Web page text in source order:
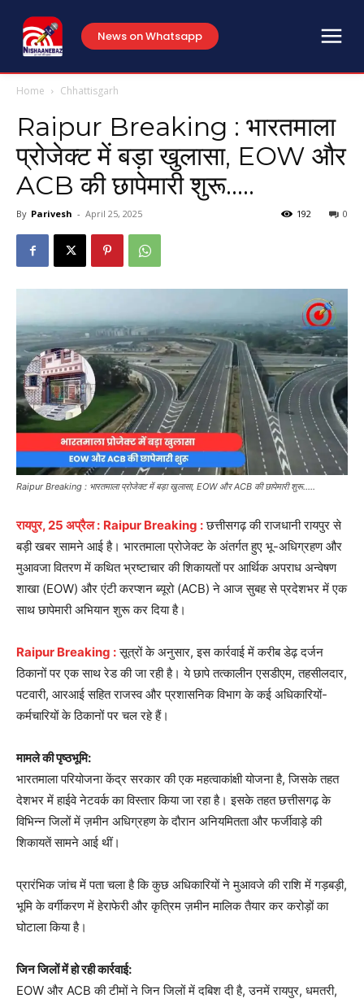
News on Whatsapp
Home Chhattisgarh
Raipur Breaking : भारतमाला
प्रोजेक्ट में बड़ा खुलासा, EOW और
ACB की छापेमारी शुरू…..
By Parivesh - April 25, 2025 0
192
Raipur Breaking : भारतमाला प्रोजेक्ट में बड़ा खुलासा, EOW और ACB की छापेमारी शुरू.....
रायपुर, 25 अप्रैल : Raipur Breaking :छत्तीसगढ़ की राजधानी रायपुर से
बड़ी खबर सामने आई है। भारतमाला प्रोजेक्ट के अंतर्गत हुए भू-अधिग्रहण और
मुआवजा वितरण में कथित भ्रष्टाचार की शिकायतों पर आर्थिक अपराध अन्वेषण
शाखा (EOW) और एंटी करप्शन ब्यूरो (ACB) ने आज सुबह से प्रदेशभर में एक
साथ छापेमारी अभियान शुरू कर दिया है।
Raipur Breaking :सूत्रों के अनुसार, इस कार्रवाई में करीब डेढ़ दर्जन
ठिकानों पर एक साथ रेड की जा रही है। ये छापे तत्कालीन एसडीएम, तहसीलदार,
पटवारी, आरआई सहित राजस्व और प्रशासनिक विभाग के कई अधिकारियों-
कर्मचारियों के ठिकानों पर चल रहे हैं।
मामले की पृष्ठभूमि:
भारतमाला परियोजना केंद्र सरकार की एक महत्वाकांक्षी योजना है, जिसके तहत
देशभर में हाईवे नेटवर्क का विस्तार किया जा रहा है। इसके तहत छत्तीसगढ़ के
विभिन्न जिलों में ज़मीन अधिग्रहण के दौरान अनियमितता और फर्जीवाड़े की
शिकायतें सामने आई थीं।
प्रारंभिक जांच में पता चला है कि कुछ अधिकारियों ने मुआवजे की राशि में गड़बड़ी,
भूमि के वर्गीकरण में हेराफेरी और कृत्रिम ज़मीन मालिक तैयार कर करोड़ों का
घोटाला किया है।
जिन जिलों में हो रही कार्रवाई:
EOW और ACB की टीमों ने जिन जिलों में दबिश दी है, उनमें रायपुर, धमतरी,